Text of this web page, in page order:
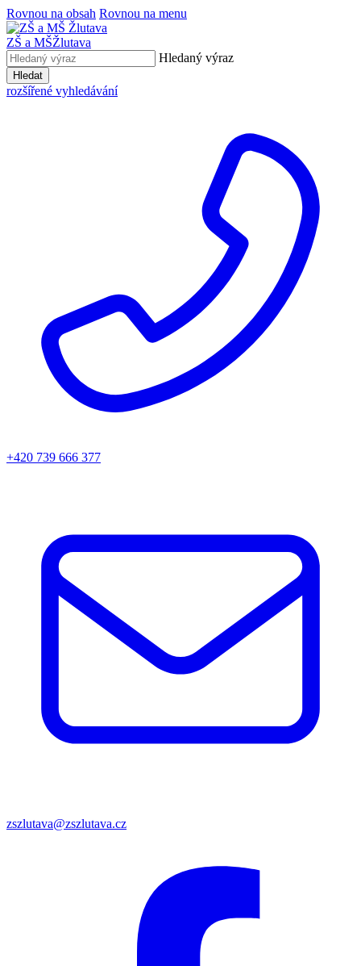
Rovnou na obsah Rovnou na menu
ZŠ a MŠŽlutava
Hledaný výraz
Hledat
rozšířené vyhledávání
+420 739 666 377
zszlutava@zszlutava.cz